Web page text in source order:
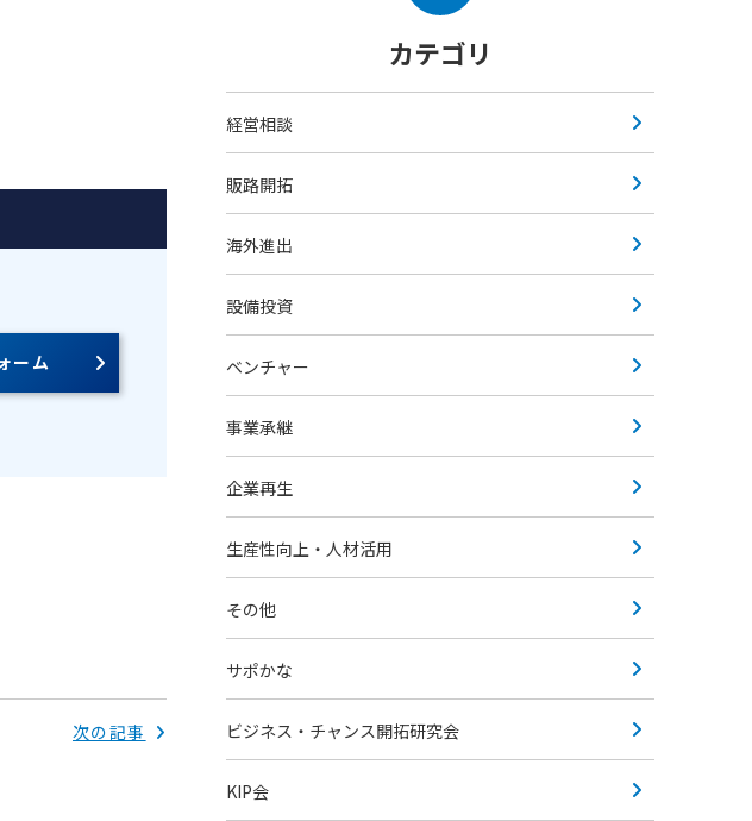
ーム
次の記事
カテゴリ
経営相談
販路開拓
海外進出
設備投資
ベンチャー
事業承継
企業再生
生産性向上・人材活用
その他
サポかな
ビジネス・チャンス開拓研究会
KIP会